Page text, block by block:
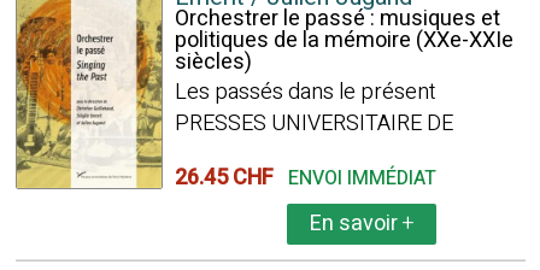
Orchestrer le passé : musiques et
politiques de la mémoire (XXe-XXIe
siècles)
Les passés dans le présent
PRESSES UNIVERSITAIRE DE
26.45 CHF ENVOI IMMÉDIAT
En savoir+